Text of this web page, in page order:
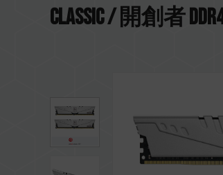
CLASSIC / 開創者